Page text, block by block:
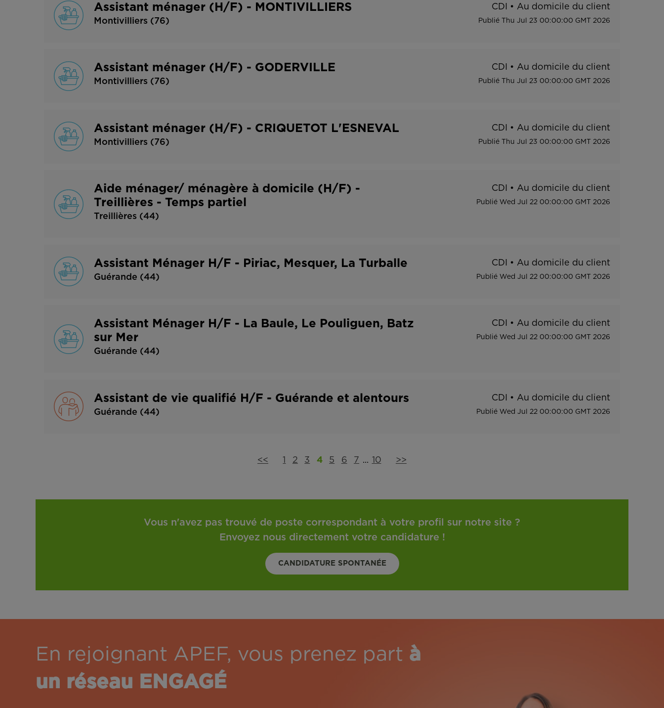
Assistant ménager (H/F) - MONTIVILLIERS
Montivilliers (76)
CDI • Au domicile du client
Publié Thu Jul 23 00:00:00 GMT 2026
Assistant ménager (H/F) - GODERVILLE
Montivilliers (76)
CDI • Au domicile du client
Publié Thu Jul 23 00:00:00 GMT 2026
Assistant ménager (H/F) - CRIQUETOT L'ESNEVAL
Montivilliers (76)
CDI • Au domicile du client
Publié Thu Jul 23 00:00:00 GMT 2026
Aide ménager/ ménagère à domicile (H/F) -
Treillières - Temps partiel
Treillières (44)
CDI • Au domicile du client
Publié Wed Jul 22 00:00:00 GMT 2026
Assistant Ménager H/F - Piriac, Mesquer, La Turballe
Guérande (44)
CDI • Au domicile du client
Publié Wed Jul 22 00:00:00 GMT 2026
Assistant Ménager H/F - La Baule, Le Pouliguen, Batz
sur Mer
Guérande (44)
CDI • Au domicile du client
Publié Wed Jul 22 00:00:00 GMT 2026
Assistant de vie qualifié H/F - Guérande et alentours
Guérande (44)
CDI • Au domicile du client
Publié Wed Jul 22 00:00:00 GMT 2026
<< 1 2 3 4 5 6 7 ... 10 >>
Vous n'avez pas trouvé de poste correspondant à votre profil sur notre site ?
Envoyez nous directement votre candidature !
CANDIDATURE SPONTANÉE
En rejoignant APEF, vous prenez part à
un réseau ENGAGÉ